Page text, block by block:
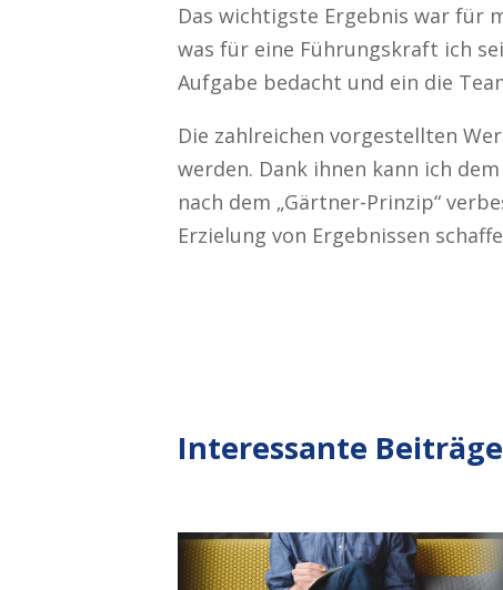
Das wichtigste Ergebnis war für
was für eine Führungskraft ich
Aufgabe bedacht und ein die
Die zahlreichen vorgestellten
werden. Dank ihnen kann ich
nach dem „Gärtner-Prinzip“
Erzielung von Ergebnissen
Interessante